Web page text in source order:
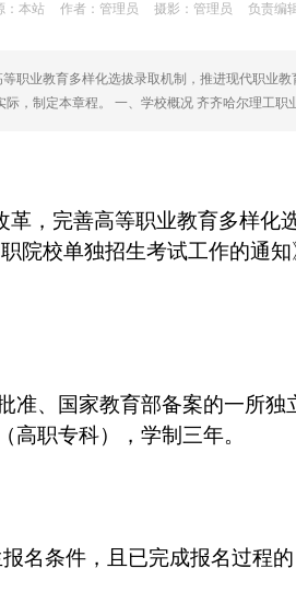
：本站 作者：管理员 摄影：管理员 负责编
职业教育多样化选拔录取机制，推进现代职业
，制定本章程。 一、学校概况 齐齐哈尔理工
革，完善高等职业教育多样化
院校单独招生考试工作的通
、国家教育部备案的一所独
高职专科），学制三年。
名条件，且已完成报名过程